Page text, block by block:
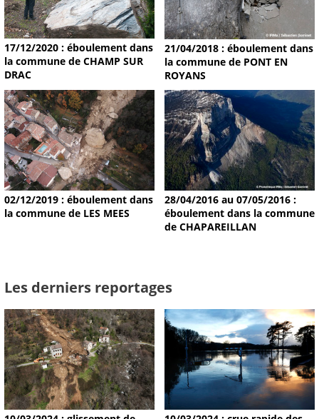
17/12/2020 : éboulement dans
la commune de CHAMP SUR
DRAC
21/04/2018 : éboulement dans
la commune de PONT EN
ROYANS
02/12/2019 : éboulement dans
la commune de LES MEES
28/04/2016 au 07/05/2016 :
éboulement dans la commune
de CHAPAREILLAN
Les derniers reportages